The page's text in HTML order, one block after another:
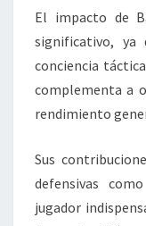
El impacto de
significativo, ya
conciencia
complementa a
rendimiento
Sus
defensivas
jugador